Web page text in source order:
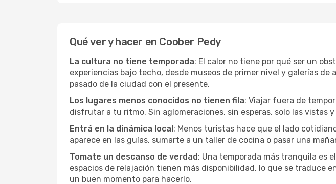
Qué ver y hacer en Coober Pedy
La cultura no tiene temporada: El calor no tiene por qué ser un
experiencias bajo techo, desde museos de primer nivel y galerías
pasado de la ciudad con el presente.
Los lugares menos conocidos no tienen fila: Viajar fuera de
disfrutar a tu ritmo. Sin aglomeraciones, sin esperas, solo las vistas y
Entrá en la dinámica local: Menos turistas hace que el lado
aparece en las guías, sumarte a un taller de cocina o pasar una
Tomate un descanso de verdad: Una temporada más tranquila es
espacios de relajación tienen más disponibilidad, lo que se traduce
un buen momento para hacerlo.